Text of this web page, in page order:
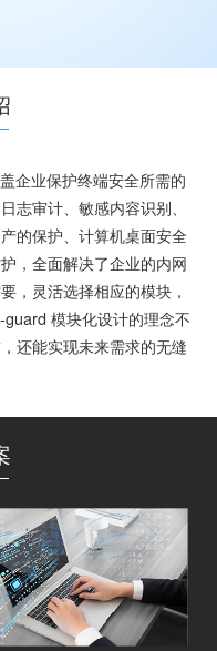
企业保护终端安全所需的
志审计、敏感内容识别、
的保护、计算机桌面安全
，全面解决了企业的内网
，灵活选择相应的模块，
模块化设计的理念不
还能实现未来需求的无缝